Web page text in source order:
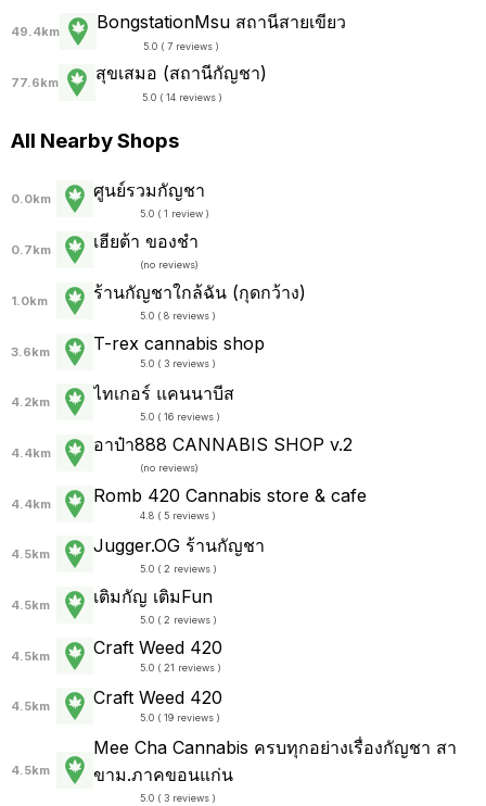
49.4km BongstationMsu สถานีสายเขียว
5.0 ( 7 reviews )
77.6km สุขเสมอ (สถานีกัญชา)
5.0 ( 14 reviews )
All Nearby Shops
0.0km ศูนย์รวมกัญชา
5.0 ( 1 review )
0.7km เฮียต้า ของชำ
(no reviews)
1.0km ร้านกัญชาใกล้ฉัน (กุดกว้าง)
5.0 ( 8 reviews )
3.6km T-rex cannabis shop
5.0 ( 3 reviews )
4.2km ไทเกอร์ แคนนาบีส
5.0 ( 16 reviews )
4.4km อาป๋า888 CANNABIS SHOP v.2
(no reviews)
4.4km Romb 420 Cannabis store & cafe
4.8 ( 5 reviews )
4.5km Jugger.OG ร้านกัญชา
5.0 ( 2 reviews )
4.5km เติมกัญ เติมFun
5.0 ( 2 reviews )
4.5km Craft Weed 420
5.0 ( 21 reviews )
4.5km Craft Weed 420
5.0 ( 19 reviews )
4.5km
Mee Cha Cannabis ครบทุกอย่างเรื่องกัญชา สา
ขาม.ภาคขอนแก่น
5.0 ( 3 reviews )